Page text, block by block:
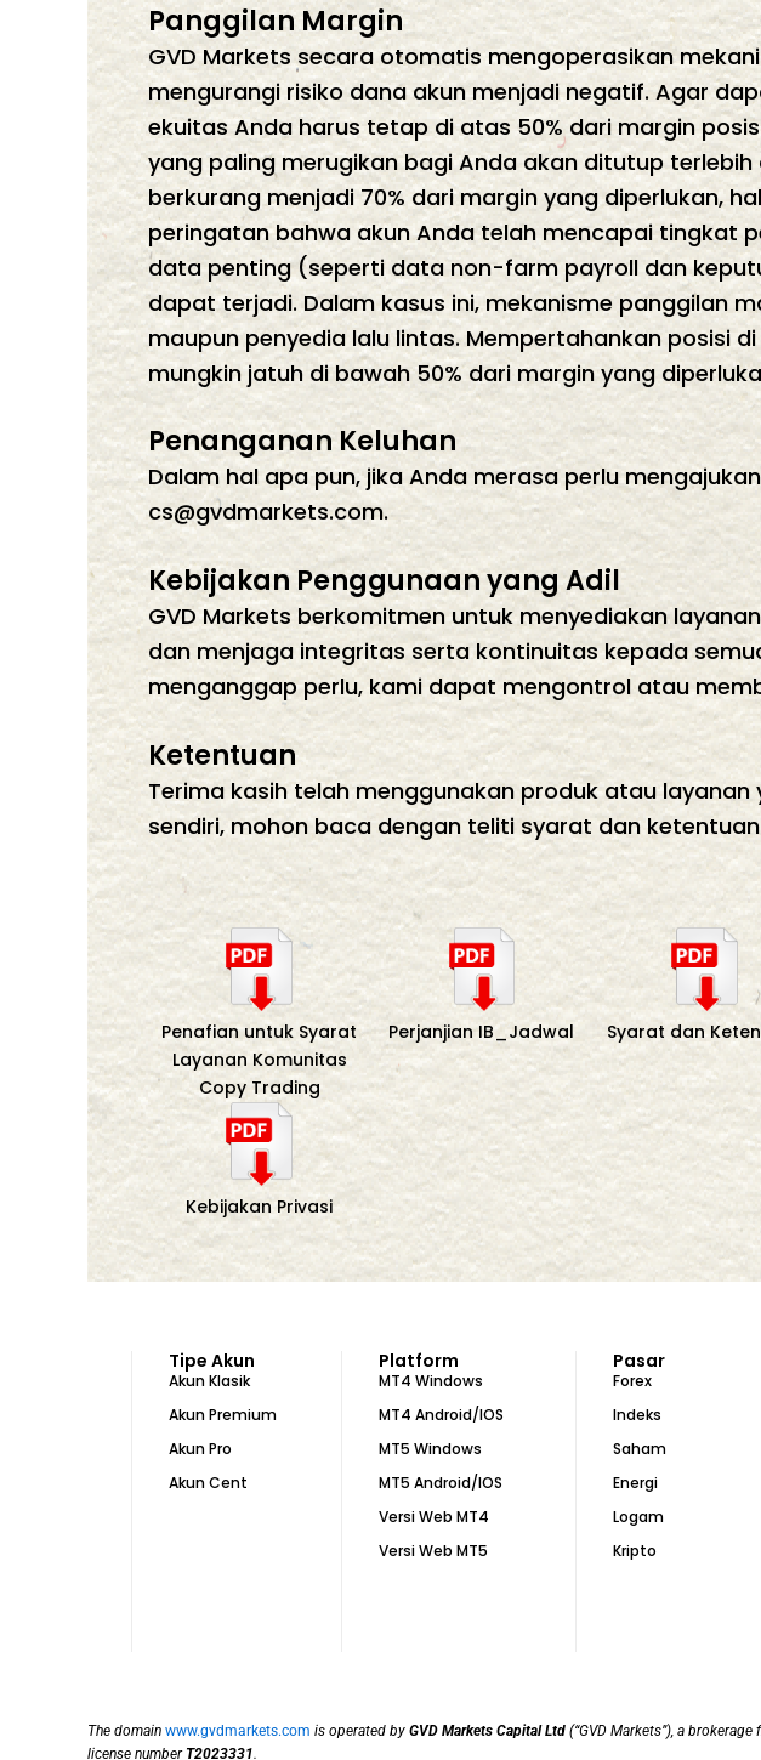
Panggilan Margin
GVD Markets secara otomatis mengoperasikan
mengurangi risiko dana akun menjadi negatif. Agar
ekuitas Anda harus tetap di atas 50% dari margin
yang paling merugikan bagi Anda akan ditutup
berkurang menjadi 70% dari margin yang diperlukan,
peringatan bahwa akun Anda telah mencapai tingkat
data penting (seperti data non-farm payroll dan
dapat terjadi. Dalam kasus ini, mekanisme panggilan
maupun penyedia lalu lintas. Mempertahankan posisi
mungkin jatuh di bawah 50% dari margin yang
Penanganan Keluhan
Dalam hal apa pun, jika Anda merasa perlu
cs@gvdmarkets.com.
Kebijakan Penggunaan yang Adil
GVD Markets berkomitmen untuk menyediakan
dan menjaga integritas serta kontinuitas kepada
menganggap perlu, kami dapat mengontrol atau
Ketentuan​
Terima kasih telah menggunakan produk atau
sendiri, mohon baca dengan teliti syarat dan
Penafian untuk Syarat
Layanan Komunitas
Copy Trading
Perjanjian IB_Jadwal Syarat dan
Kebijakan Privasi
Tipe Akun
Akun Klasik
Akun Premium
Akun Pro
Akun Cent
Platform
MT4 Windows
MT4 Android/IOS
MT5 Windows
MT5 Android/IOS
Versi Web MT4
Versi Web MT5
Pasar
Forex
Indeks
Saham
Energi
Logam
Kripto
The domain www.gvdmarkets.com is operated by GVD Markets Capital Ltd (“GVD Markets”), a
license number T2023331.